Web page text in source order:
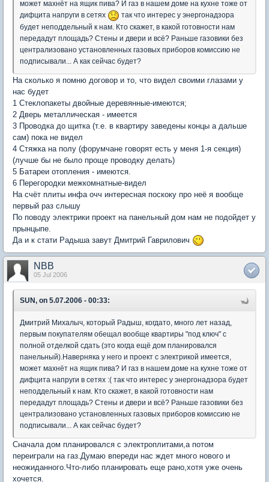
может махнёт на ящик пива? И газ в нашем доме на кухне тоже от
дифцита напруги в сетях
так что интерес у энергонадзора
будет неподдельный к нам. Кто скажет, в какой готовности нам
передадут площадь? Стены и двери и всё? Раньше газовики без
централизовано установленных газовых приборов комиссию не
подписывали... А как сейчас будет?
На сколько я помню договор и то, что видел своими глазами у
нас будет
1 Стеклопакеты двойные деревянные-имеются;
2 Дверь металлическая - имеется
3 Проводка до щитка (т.е. в квартиру заведены концы а дальше
сам) пока не видел
4 Стяжка на полу (форумчане говорят есть у меня 1-я секция)
(лучше бы не было проще проводку делать)
5 Батареи отопления - имеются.
6 Перегородки межкомнатные-видел
На счёт плиты инфа очч интересная поскоку про неё я вообще
первый раз слышу
По поводу электрики проект на панельный дом нам не подойдет у
прынцыпе.
Да и к стати Радыша завут Дмитрий Гаврилович
NBB
05 Jul 2006
SUN, on 5.07.2006 - 00:33:
Дмитрий Михалыч, который Радыш, когдато, много лет назад,
первым покупателям обещал вообще квартиры "под ключ" с
полной отделкой сдать (это когда ещё дом планировался
панельный).Наверняка у него и проект с электрикой имеется,
может махнёт на ящик пива? И газ в нашем доме на кухне тоже от
дифцита напруги в сетях :( так что интерес у энергонадзора будет
неподдельный к нам. Кто скажет, в какой готовности нам
передадут площадь? Стены и двери и всё? Раньше газовики без
централизовано установленных газовых приборов комиссию не
подписывали... А как сейчас будет?
Сначала дом планировался с электроплитами,а потом
переиграли на газ.Думаю впереди нас ждет много нового и
неожиданного.Что-либо планировать еще рано,хотя уже очень
хочется.